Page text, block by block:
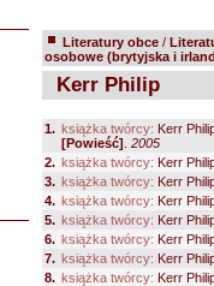
Literatury obce /
osobowe (brytyjska i
Kerr Philip
1. książka twórcy: Kerr
[Powieść] 2005
2. książka twórcy: Kerr
3. książka twórcy: Kerr
4. książka twórcy: Kerr
5. książka twórcy: Kerr
6. książka twórcy: Kerr
7. książka twórcy: Kerr
8. książka twórcy: Kerr